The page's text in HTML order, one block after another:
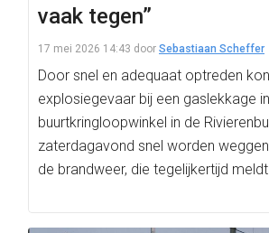
vaak tegen”
17 mei 2026 14:43 door Sebastiaan Scheffer
Door snel en adequaat optreden
explosiegevaar bij een gaslekkage
buurtkringloopwinkel in de
zaterdagavond snel worden
de brandweer, die tegelijkertijd